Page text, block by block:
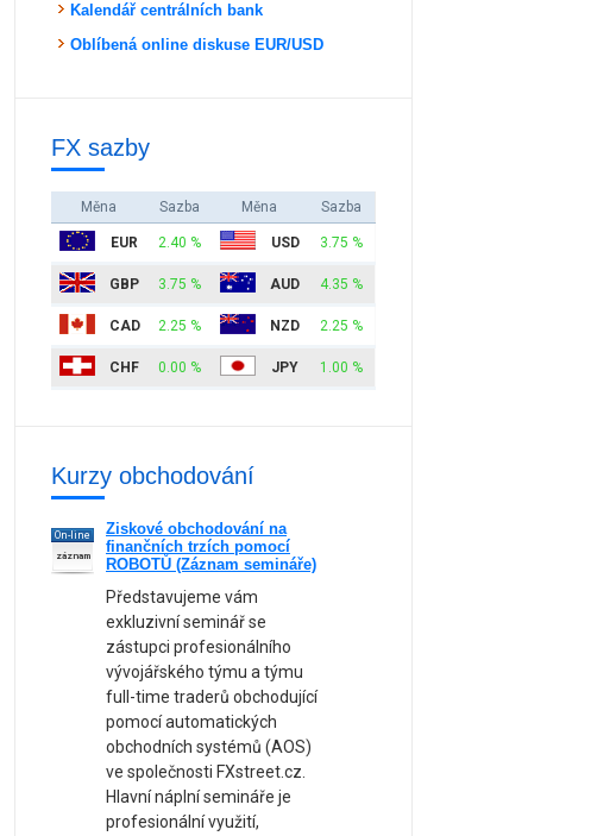
Kalendář centrálních bank
Oblíbená online diskuse EUR/USD
FX sazby
Měna Sazba Měna Sazba
EUR 2.40 % USD 3.75 %
GBP 3.75 % AUD 4.35 %
CAD 2.25 % NZD 2.25 %
CHF 0.00 % JPY 1.00 %
Kurzy obchodování
On-line
záznam
Ziskové obchodování na
finančních trzích pomocí
ROBOTŮ (Záznam semináře)
Představujeme vám
exkluzivní seminář se
zástupci profesionálního
vývojářského týmu a týmu
full-time traderů obchodující
pomocí automatických
obchodních systémů (AOS)
ve společnosti FXstreet.cz.
Hlavní náplní semináře je
profesionální využití,